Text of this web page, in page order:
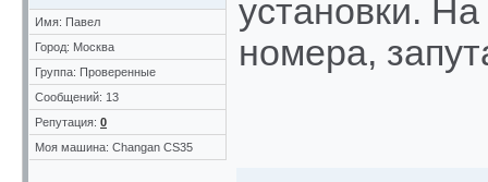
Имя: Павел
Город: Москва
Группа: Проверенные
Сообщений: 13
Репутация: 0
Моя машина: Changan CS35
установки.
номера,